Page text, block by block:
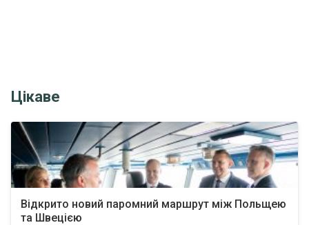
Цікаве
Відкрито новий паромний маршрут між Польщею
та Швецією